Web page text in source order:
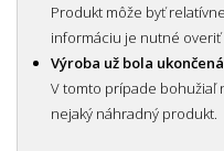
Produkt môže byť
informáciu je nutné overiť
Výroba už bola
V tomto prípade bohužiaľ
nejaký náhradný produkt.